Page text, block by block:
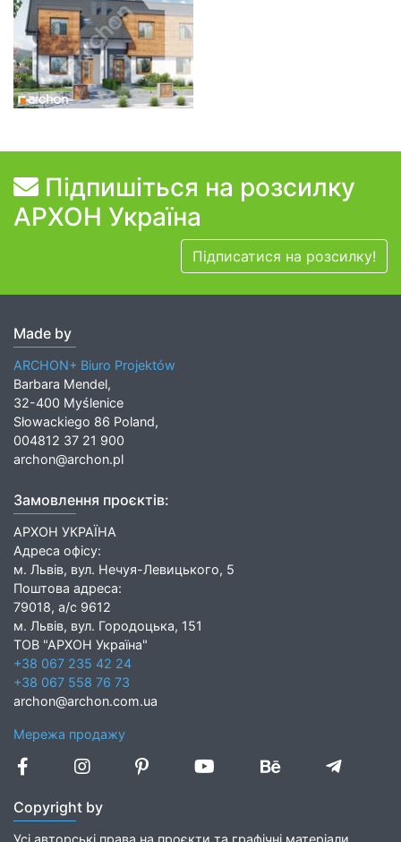
Підпишіться на розсилку
АРХОН Україна
Підписатися на розсилку!
Made by
ARCHON+ Biuro Projektów
Barbara Mendel,
32-400 Myślenice
Słowackiego 86 Poland,
004812 37 21 900
archon@archon.pl
Замовлення проєктів:
АРХОН УКРАЇНА
Адреса офісу:
м. Львів, вул. Нечуя-Левицького, 5
Поштова адреса:
79018, а/с 9612
м. Львів, вул. Городоцька, 151
ТОВ "АРХОН Україна"
+38 067 235 42 24
+38 067 558 76 73
archon@archon.com.ua
Мережа продажу
Copyright by